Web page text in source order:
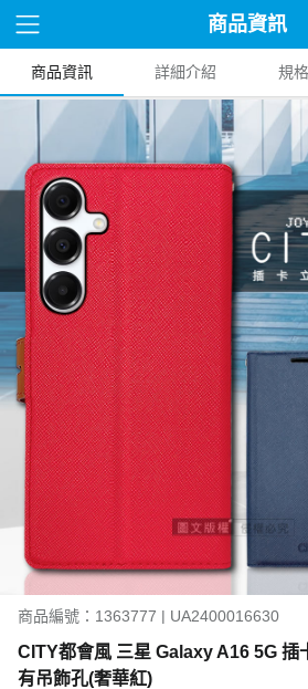
商品資訊
商品資訊 詳細介紹 規
商品編號：1363777 | UA2400016630
CITY都會風 三星 Galaxy A16 5G 插
有吊飾孔(奢華紅)